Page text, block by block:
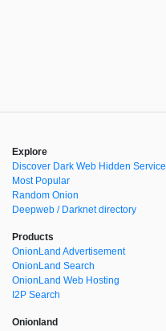
Explore
Discover Dark Web Hidden Service
Most Popular
Random Onion
Deepweb / Darknet directory
Products
OnionLand Advertisement
OnionLand Search
OnionLand Web Hosting
I2P Search
Onionland